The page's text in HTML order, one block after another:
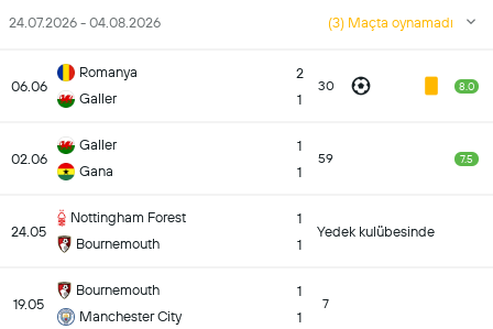
24.07.2026 - 04.08.2026 (3) Maçta oynamadı
06.06
Romanya
Galler
2
1
30 8.0
02.06
Galler
Gana
1
1
59 7.5
24.05
Nottingham Forest
Bournemouth
1
1
Yedek kulübesinde
19.05
Bournemouth
Manchester City
1
1
7